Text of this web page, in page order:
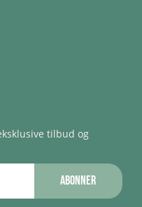
tilbud og
Abonner